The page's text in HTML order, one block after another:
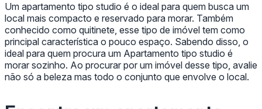
Um apartamento tipo studio é o ideal para quem busca um
local mais compacto e reservado para morar. Também
conhecido como quitinete, esse tipo de imóvel tem como
principal característica o pouco espaço. Sabendo disso, o
ideal para quem procura um Apartamento tipo studio é
morar sozinho. Ao procurar por um imóvel desse tipo, avalie
não só a beleza mas todo o conjunto que envolve o local.